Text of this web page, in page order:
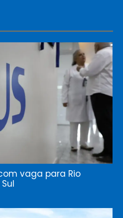
vaga para Rio